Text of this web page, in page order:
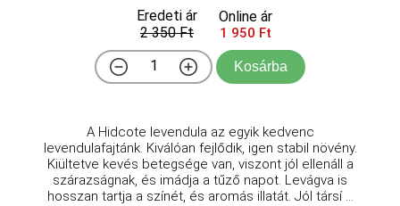
Eredeti ár
2 350 Ft
Online ár
1 950 Ft
Kosárba
A Hidcote levendula az egyik kedvenc
levendulafajtánk. Kiválóan fejlődik, igen stabil növény.
Kiültetve kevés betegsége van, viszont jól ellenáll a
szárazságnak, és imádja a tűző napot. Levágva is
hosszan tartja a színét, és aromás illatát. Jól társí ...